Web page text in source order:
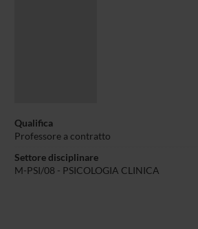
Qualifica
Professore a contratto
Settore disciplinare
M-PSI/08 - PSICOLOGIA CLINICA